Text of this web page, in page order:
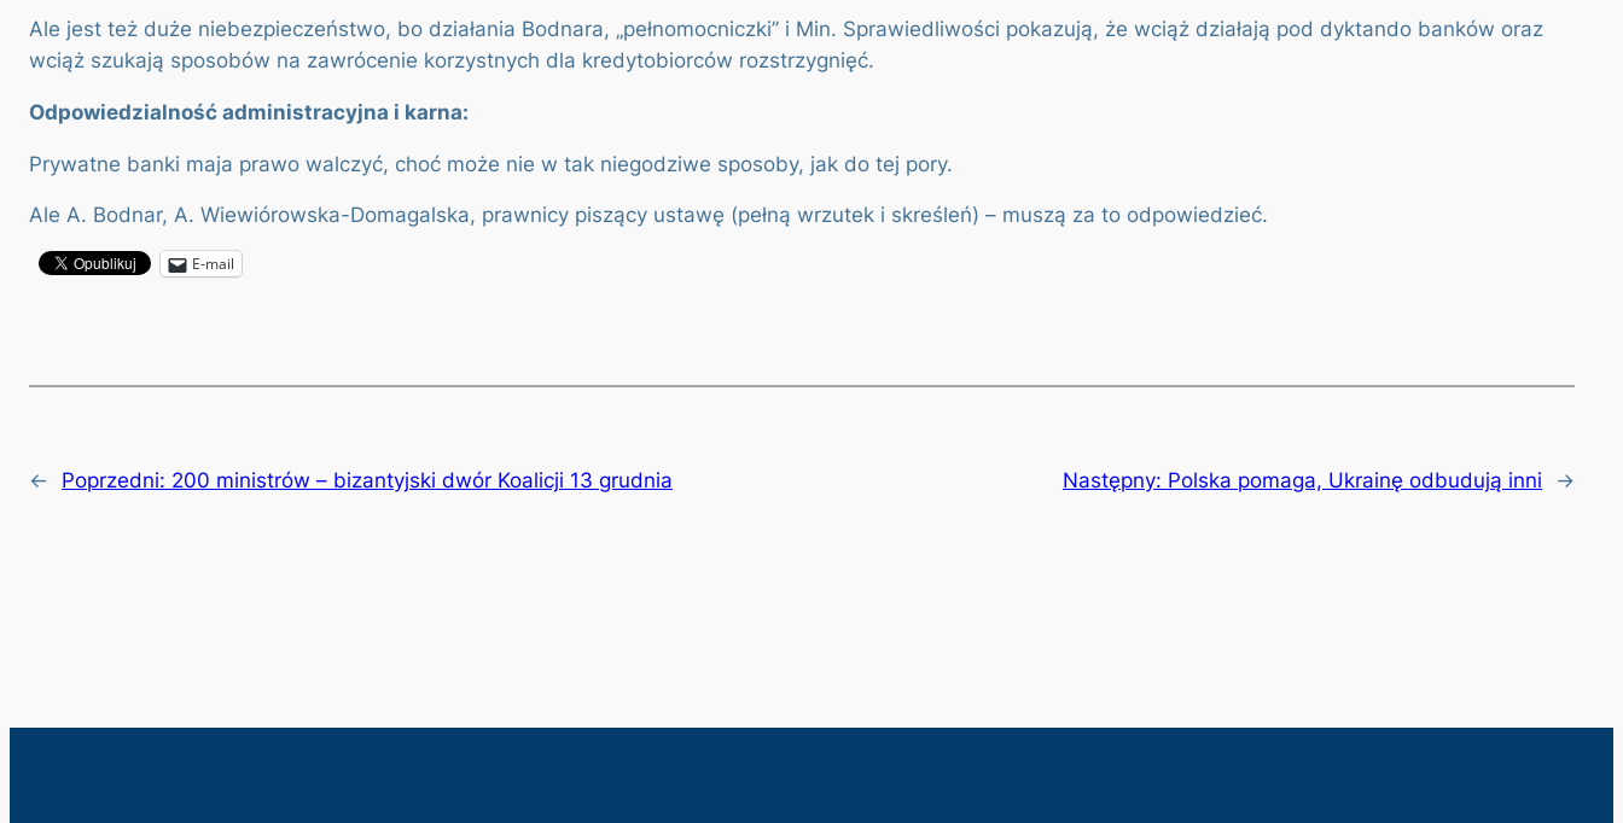
Ale jest też duże niebezpieczeństwo, bo działania Bodnara, „pełnomocniczki” i Min. Sprawiedliwości pokazują, że wciąż działają pod dyktando banków oraz
wciąż szukają sposobów na zawrócenie korzystnych dla kredytobiorców rozstrzygnięć.
Odpowiedzialność administracyjna i karna:
Prywatne banki maja prawo walczyć, choć może nie w tak niegodziwe sposoby, jak do tej pory.
Ale A. Bodnar, A. Wiewiórowska-Domagalska, prawnicy piszący ustawę (pełną wrzutek i skreśleń) – muszą za to odpowiedzieć.
E-mail
← Poprzedni: 200 ministrów – bizantyjski dwór Koalicji 13 grudnia Następny: Polska pomaga, Ukrainę odbudują inni →